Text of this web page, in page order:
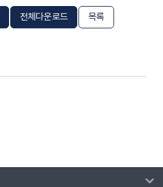
전체다운로드 목록